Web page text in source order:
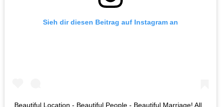
Sieh dir diesen Beitrag auf Instagram an
Beautiful Location - Beautiful People - Beautiful Marriage! All